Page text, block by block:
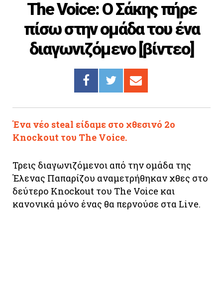
ΣΥΝΔΕΣΜΟΙ
The Voice: Ο Σάκης πήρε
πίσω στην ομάδα του ένα
διαγωνιζόμενο [βίντεο]
Ένα νέο steal είδαμε στο χθεσινό 2ο
Knockout του The Voice.
Τρεις διαγωνιζόμενοι από την ομάδα της
Έλενας Παπαρίζου αναμετρήθηκαν χθες στο
δεύτερο Knockout του The Voice και
κανονικά μόνο ένας θα περνούσε στα Live.